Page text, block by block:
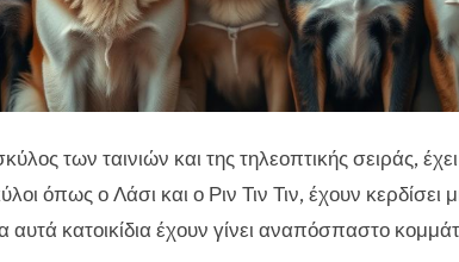
των ταινιών και της τηλεοπτικής σειράς,
όπως ο Λάσι και ο Ριν Τιν Τιν, έχουν κερδίσει
αυτά κατοικίδια έχουν γίνει αναπόσπαστο